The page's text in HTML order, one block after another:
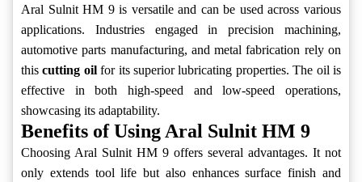
Aral Sulnit HM 9 is versatile and can be used across various
applications. Industries engaged in precision machining,
automotive parts manufacturing, and metal fabrication rely on
thiscutting oilfor its superior lubricating properties. The oil is
effective in both high-speed and low-speed operations,
showcasing its adaptability.
Benefits of Using Aral Sulnit HM 9
Choosing Aral Sulnit HM 9 offers several advantages. It not
only extends tool life but also enhances surface finish and